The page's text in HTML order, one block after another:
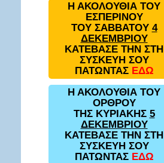
Η ΑΚΟΛΟΥΘΙΑ ΤΟΥ
ΕΣΠΕΡΙΝΟΥ
ΤΟΥ ΣΑΒΒΑΤΟΥ 4
ΔΕΚΕΜΒΡΙΟΥ
ΚΑΤΕΒΑΣΕ ΤΗΝ ΣΤΗ
ΣΥΣΚΕΥΗ ΣΟΥ
ΠΑΤΩΝΤΑΣ ΕΔΩ
Η ΑΚΟΛΟΥΘΙΑ ΤΟΥ
ΟΡΘΡΟΥ
ΤΗΣ ΚΥΡΙΑΚΗΣ 5
ΔΕΚΕΜΒΡΙΟΥ
ΚΑΤΕΒΑΣΕ ΤΗΝ ΣΤΗ
ΣΥΣΚΕΥΗ ΣΟΥ
ΠΑΤΩΝΤΑΣ ΕΔΩ